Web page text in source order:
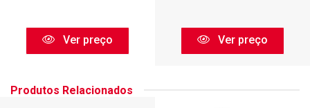
Ver preço Ver preço
Produtos Relacionados